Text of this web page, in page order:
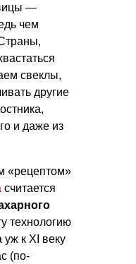
—
чем
свеклы,
другие
и даже из
«рецептом»
считается
технологию
к XI веку
(по-